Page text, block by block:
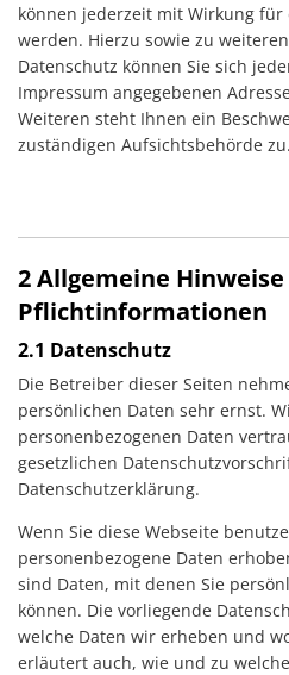
können jederzeit mit Wirkung
werden. Hierzu sowie zu
Datenschutz können Sie sich
Impressum angegebenen
Weiteren steht Ihnen ein
zuständigen Aufsichtsbehörde zu.
2 Allgemeine
Pflichtinformationen
2.1 Datenschutz
Die Betreiber dieser Seiten
persönlichen Daten sehr ernst.
personenbezogenen Daten
gesetzlichen
Datenschutzerklärung.
Wenn Sie diese Webseite
personenbezogene Daten
sind Daten, mit denen Sie
können. Die vorliegende
welche Daten wir erheben und
erläutert auch, wie und zu